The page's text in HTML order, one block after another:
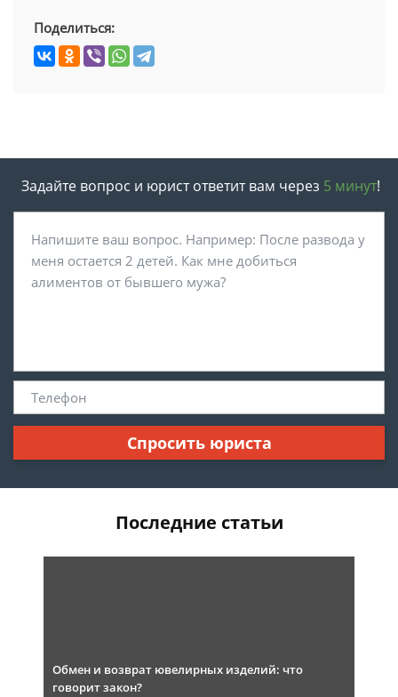
Поделиться:
Задайте вопрос и юрист ответит вам через 5 минут!
Спросить юриста
Последние статьи
Обмен и возврат ювелирных изделий: что
говорит закон?